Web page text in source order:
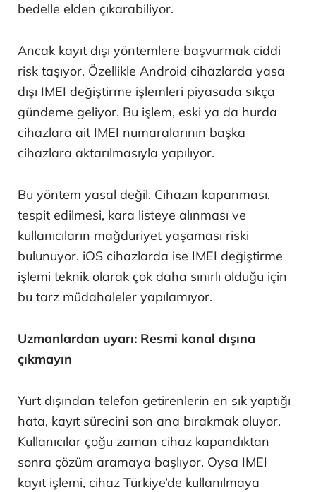
bedelle elden çıkarabiliyor.
Ancak kayıt dışı yöntemlere başvurmak ciddi
risk taşıyor. Özellikle Android cihazlarda yasa
dışı IMEI değiştirme işlemleri piyasada sıkça
gündeme geliyor. Bu işlem, eski ya da hurda
cihazlara ait IMEI numaralarının başka
cihazlara aktarılmasıyla yapılıyor.
Bu yöntem yasal değil. Cihazın kapanması,
tespit edilmesi, kara listeye alınması ve
kullanıcıların mağduriyet yaşaması riski
bulunuyor. iOS cihazlarda ise IMEI değiştirme
işlemi teknik olarak çok daha sınırlı olduğu için
bu tarz müdahaleler yapılamıyor.
Uzmanlardan uyarı: Resmi kanal dışına
çıkmayın
Yurt dışından telefon getirenlerin en sık yaptığı
hata, kayıt sürecini son ana bırakmak oluyor.
Kullanıcılar çoğu zaman cihaz kapandıktan
sonra çözüm aramaya başlıyor. Oysa IMEI
kayıt işlemi, cihaz Türkiye’de kullanılmaya